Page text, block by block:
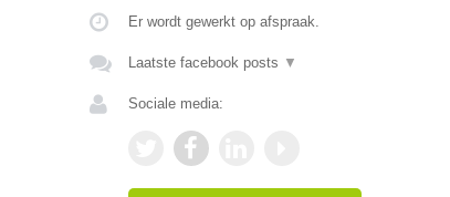
Er wordt gewerkt op afspraak.
Laatste facebook posts ▼
Sociale media: